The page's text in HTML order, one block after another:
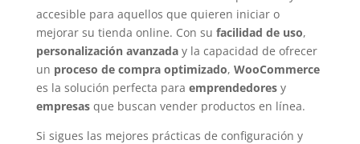
accesible para aquellos que quieren iniciar o
mejorar su tienda online. Con su facilidad de uso,
personalización avanzaday la capacidad de ofrecer
un proceso de compra optimizado, WooCommerce
es la solución perfecta para emprendedoresy
empresasque buscan vender productos en línea.
Si sigues las mejores prácticas de configuración y